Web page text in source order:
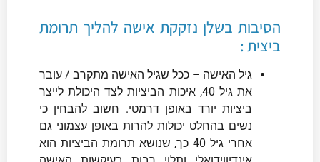
הסיבות בשלן נזקקת אישה להליך תרומת
ביצית :
גיל האישה – ככל שגיל האישה מתקרב / עובר
את גיל 40, איכות הביציות לצד היכולת לייצר
ביציות יורד באופן דרמטי. חשוב להבחין כי
נשים בהחלט יכולות להרות באופן עצמוני גם
אחרי גיל 40 כך, שנושא תרומת הביציות הוא